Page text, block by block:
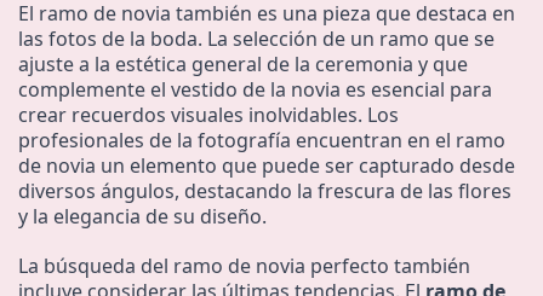
El ramo de novia también es una pieza que destaca en
las fotos de la boda. La selección de un ramo que se
ajuste a la estética general de la ceremonia y que
complemente el vestido de la novia es esencial para
crear recuerdos visuales inolvidables. Los
profesionales de la fotografía encuentran en el ramo
de novia un elemento que puede ser capturado desde
diversos ángulos, destacando la frescura de las flores
y la elegancia de su diseño.
La búsqueda del ramo de novia perfecto también